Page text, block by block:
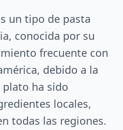
un tipo de pasta
conocida por su
frecuente con
debido a la
ha sido
locales,
todas las regiones.